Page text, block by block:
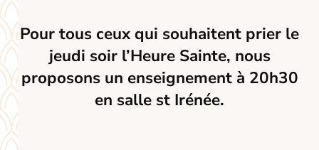
Pour tous ceux qui souhaitent prier le
jeudi soir l’Heure Sainte, nous
proposons un enseignement à 20h30
en salle st Irénée.